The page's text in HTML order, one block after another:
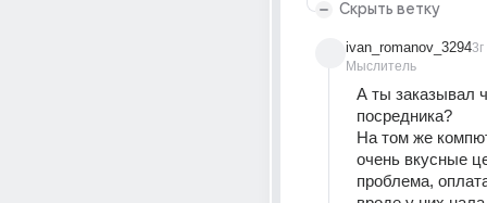
Скрыть ветку
ivan_romanov_3294
Мыслитель
3г
А ты заказывал
посредника?
На том же
очень вкусные
проблема,